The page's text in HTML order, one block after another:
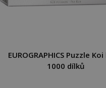
EUROGRAPHICS Puzzle
1000 dílků